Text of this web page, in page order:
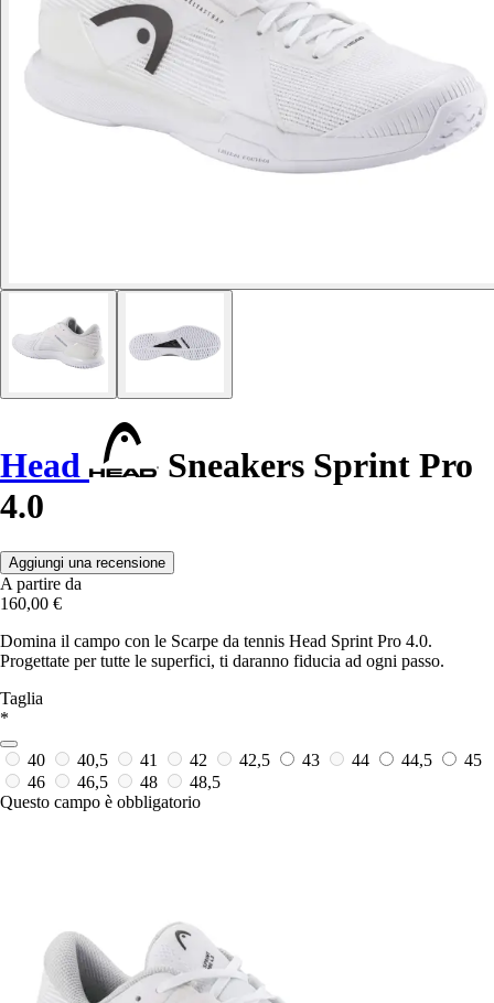
Head
Sneakers Sprint Pro
4.0
Aggiungi una recensione
A partire da
160,00 €
Domina il campo con le Scarpe da tennis Head Sprint Pro 4.0.
Progettate per tutte le superfici, ti daranno fiducia ad ogni passo.
Taglia
*
40 40,5 41 42 42,5 43 44 44,5
45
46
46,5 48
48,5
Questo campo è obbligatorio